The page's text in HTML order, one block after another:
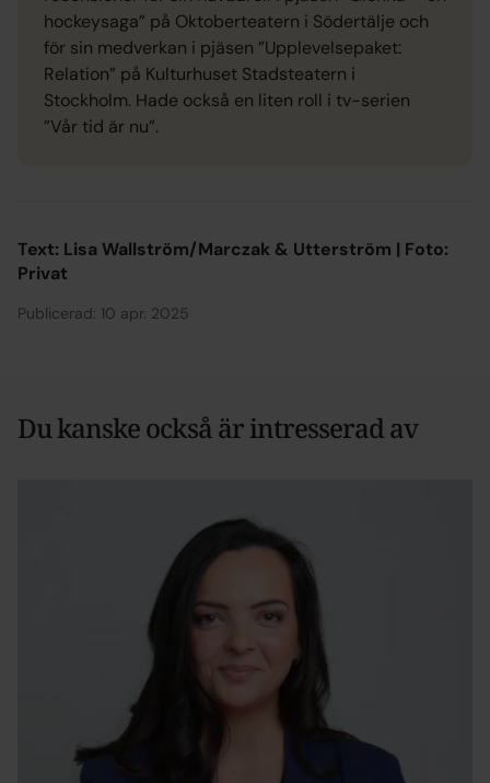
hockeysaga” på Oktoberteatern i Södertälje och
för sin medverkan i pjäsen ”Upplevelsepaket:
Relation” på Kulturhuset Stadsteatern i
Stockholm. Hade också en liten roll i tv-serien
”Vår tid är nu”.
Text: Lisa Wallström/Marczak & Utterström | Foto:
Privat
Publicerad: 10 apr. 2025
Du kanske också är intresserad av